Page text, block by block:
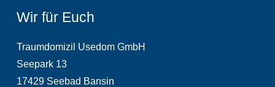
Wir für Euch
Traumdomizil Usedom GmbH
Seepark 13
17429 Seebad Bansin